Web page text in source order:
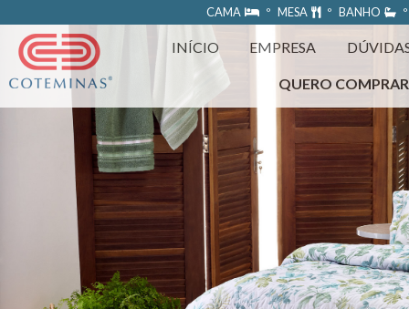
https://www.coteminas.com.br/desenv-web/htm11/
CAMA º MESA º BANHO
INÍCIO EMPRESA
QUERO COMPRAR